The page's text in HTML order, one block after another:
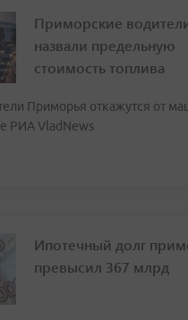
Приморские
назвали предельную
стоимость топлива
Приморья откажутся от
РИА VladNews
Ипотечный долг
превысил 367 млрд